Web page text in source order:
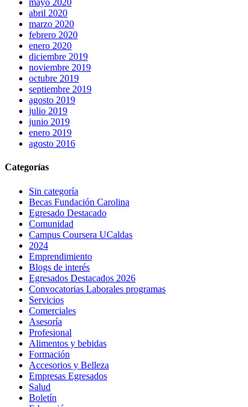
mayo 2020
abril 2020
marzo 2020
febrero 2020
enero 2020
diciembre 2019
noviembre 2019
octubre 2019
septiembre 2019
agosto 2019
julio 2019
junio 2019
enero 2019
agosto 2016
Categorías
Sin categoría
Becas Fundación Carolina
Egresado Destacado
Comunidad
Campus Coursera UCaldas
2024
Emprendimiento
Blogs de interés
Egresados Destacados 2026
Convocatorias Laborales programas
Servicios
Comerciales
Asesoría
Profesional
Alimentos y bebidas
Formación
Accesorios y Belleza
Empresas Egresados
Salud
Boletín